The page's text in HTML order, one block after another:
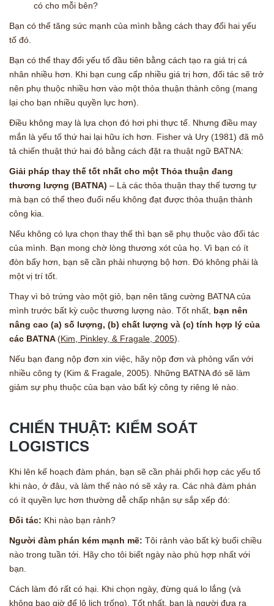
có cho mỗi bên?
Bạn có thể tăng sức mạnh của mình bằng cách thay đổi hai yếu
tố đó.
Bạn có thể thay đổi yếu tố đầu tiên bằng cách tạo ra giá trị cá
nhân nhiều hơn. Khi bạn cung cấp nhiều giá trị hơn, đối tác sẽ trở
nên phụ thuộc nhiều hơn vào một thỏa thuận thành công (mang
lại cho bạn nhiều quyền lực hơn).
Điều không may là lựa chọn đó hơi phi thực tế. Nhưng điều may
mắn là yếu tố thứ hai lại hữu ích hơn. Fisher và Ury (1981) đã mô
tả chiến thuật thứ hai đó bằng cách đặt ra thuật ngữ BATNA:
Giải pháp thay thế tốt nhất cho một Thỏa thuận đang
thương lượng (BATNA) – Là các thỏa thuận thay thế tương tự
mà bạn có thể theo đuổi nếu không đạt được thỏa thuận thành
công kia.
Nếu không có lựa chọn thay thế thì bạn sẽ phụ thuộc vào đối tác
của mình. Bạn mong chờ lòng thương xót của họ. Vì bạn có ít
đòn bẩy hơn, bạn sẽ cần phải nhượng bộ hơn. Đó không phải là
một vị trí tốt.
Thay vì bỏ trứng vào một giỏ, bạn nên tăng cường BATNA của
mình trước bất kỳ cuộc thương lượng nào. Tốt nhất, bạn nên
nâng cao (a) số lượng, (b) chất lượng và (c) tính hợp lý của
các BATNA(Kim, Pinkley, & Fragale, 2005).
Nếu bạn đang nộp đơn xin việc, hãy nộp đơn và phỏng vấn với
nhiều công ty (Kim & Fragale, 2005). Những BATNA đó sẽ làm
giảm sự phụ thuộc của bạn vào bất kỳ công ty riêng lẻ nào.
CHIẾN THUẬT: KIỂM SOÁT
LOGISTICS
Khi lên kế hoạch đàm phán, bạn sẽ cần phải phối hợp các yếu tố
khi nào, ở đâu, và làm thế nào nó sẽ xảy ra. Các nhà đàm phán
có ít quyền lực hơn thường dễ chấp nhận sự sắp xếp đó:
Đối tác: Khi nào bạn rảnh?
Người đàm phán kém mạnh mẽ: Tôi rảnh vào bất kỳ buổi chiều
nào trong tuần tới. Hãy cho tôi biết ngày nào phù hợp nhất với
bạn.
Cách làm đó rất có hại. Khi chọn ngày, đừng quá lo lắng (và
không bao giờ để lộ lịch trống). Tốt nhất, bạn là người đưa ra